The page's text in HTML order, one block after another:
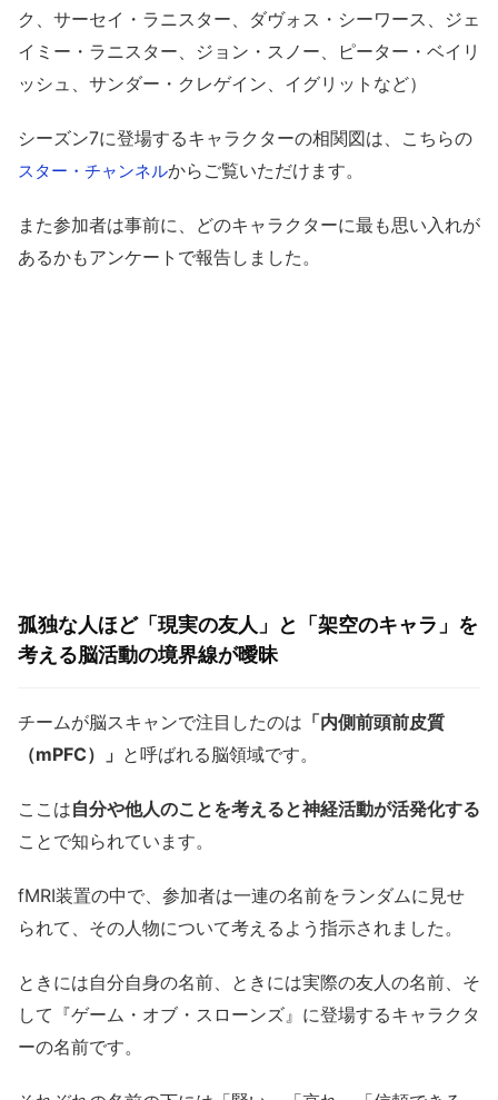
ク、サーセイ・ラニスター、ダヴォス・シーワース、ジェ
イミー・ラニスター、ジョン・スノー、ピーター・ベイリ
ッシュ、サンダー・クレゲイン、イグリットなど）
シーズン7に登場するキャラクターの相関図は、こちらの
スター・チャンネルからご覧いただけます。
また参加者は事前に、どのキャラクターに最も思い入れが
あるかもアンケートで報告しました。
孤独な人ほど「現実の友人」と「架空のキャラ」を
考える脳活動の境界線が曖昧
チームが脳スキャンで注目したのは 「内側前頭前皮質
（mPFC）」 と呼ばれる脳領域です。
ここは自分や他人のことを考えると神経活動が活発化する
ことで知られています。
fMRI装置の中で、参加者は一連の名前をランダムに見せ
られて、その人物について考えるよう指示されました。
ときには自分自身の名前、ときには実際の友人の名前、そ
して『ゲーム・オブ・スローンズ』に登場するキャラクタ
ーの名前です。